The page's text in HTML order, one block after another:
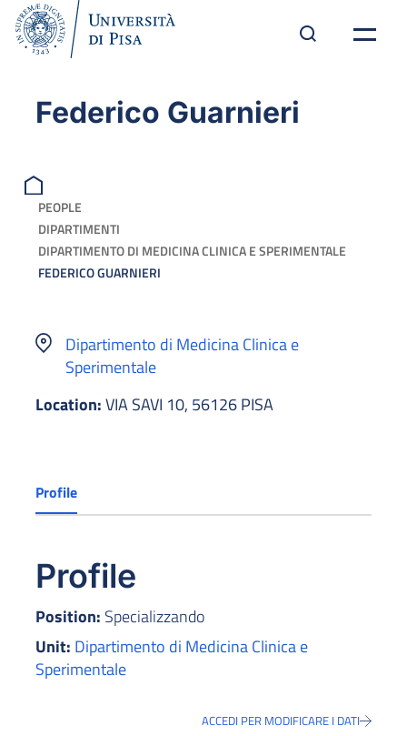
Federico Guarnieri
PEOPLE
DIPARTIMENTI
DIPARTIMENTO DI MEDICINA CLINICA E SPERIMENTALE
FEDERICO GUARNIERI
Dipartimento di Medicina Clinica e
Sperimentale
Location:VIA SAVI 10, 56126 PISA
Profile
Profile
Position: Specializzando
Unit: Dipartimento di Medicina Clinica e
Sperimentale
ACCEDI PER MODIFICARE I DATI